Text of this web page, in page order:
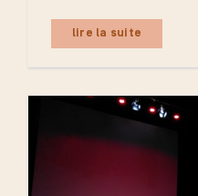
lire la suite